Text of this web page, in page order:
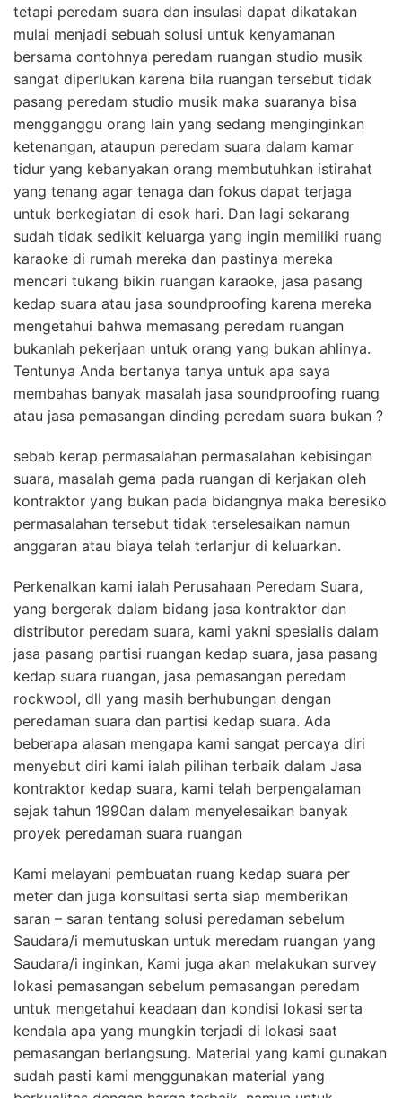
tetapi peredam suara dan insulasi dapat dikatakan
mulai menjadi sebuah solusi untuk kenyamanan
bersama contohnya peredam ruangan studio musik
sangat diperlukan karena bila ruangan tersebut tidak
pasang peredam studio musik maka suaranya bisa
mengganggu orang lain yang sedang menginginkan
ketenangan, ataupun peredam suara dalam kamar
tidur yang kebanyakan orang membutuhkan istirahat
yang tenang agar tenaga dan fokus dapat terjaga
untuk berkegiatan di esok hari. Dan lagi sekarang
sudah tidak sedikit keluarga yang ingin memiliki ruang
karaoke di rumah mereka dan pastinya mereka
mencari tukang bikin ruangan karaoke, jasa pasang
kedap suara atau jasa soundproofing karena mereka
mengetahui bahwa memasang peredam ruangan
bukanlah pekerjaan untuk orang yang bukan ahlinya.
Tentunya Anda bertanya tanya untuk apa saya
membahas banyak masalah jasa soundproofing ruang
atau jasa pemasangan dinding peredam suara bukan ?
sebab kerap permasalahan permasalahan kebisingan
suara, masalah gema pada ruangan di kerjakan oleh
kontraktor yang bukan pada bidangnya maka beresiko
permasalahan tersebut tidak terselesaikan namun
anggaran atau biaya telah terlanjur di keluarkan.
Perkenalkan kami ialah Perusahaan Peredam Suara,
yang bergerak dalam bidang jasa kontraktor dan
distributor peredam suara, kami yakni spesialis dalam
jasa pasang partisi ruangan kedap suara, jasa pasang
kedap suara ruangan, jasa pemasangan peredam
rockwool, dll yang masih berhubungan dengan
peredaman suara dan partisi kedap suara. Ada
beberapa alasan mengapa kami sangat percaya diri
menyebut diri kami ialah pilihan terbaik dalam Jasa
kontraktor kedap suara, kami telah berpengalaman
sejak tahun 1990an dalam menyelesaikan banyak
proyek peredaman suara ruangan
Kami melayani pembuatan ruang kedap suara per
meter dan juga konsultasi serta siap memberikan
saran – saran tentang solusi peredaman sebelum
Saudara/i memutuskan untuk meredam ruangan yang
Saudara/i inginkan, Kami juga akan melakukan survey
lokasi pemasangan sebelum pemasangan peredam
untuk mengetahui keadaan dan kondisi lokasi serta
kendala apa yang mungkin terjadi di lokasi saat
pemasangan berlangsung. Material yang kami gunakan
sudah pasti kami menggunakan material yang